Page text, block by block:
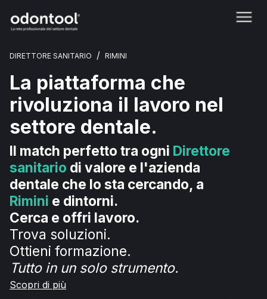
DIRETTORE SANITARIO / RIMINI
La piattaforma che
rivoluziona il lavoro nel
settore dentale.
Il match perfetto tra ogni Direttore
sanitario di valore e l'azienda
dentale che lo sta cercando, a
Rimini e dintorni.
Cerca e offri lavoro.
Trova soluzioni.
Ottieni formazione.
Tutto in un solo strumento.
Scopri di più